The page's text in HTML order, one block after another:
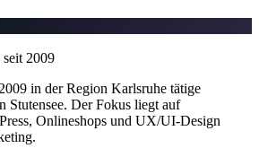
seit 2009
in der Region Karlsruhe tätige
Stutensee. Der Fokus liegt auf
Onlineshops und UX/UI-Design